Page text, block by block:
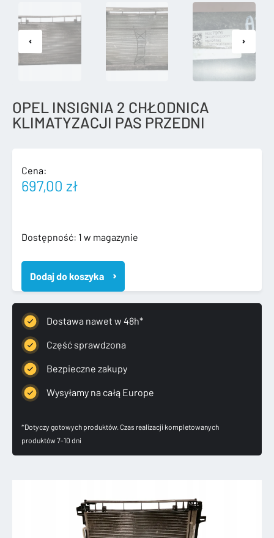
OPEL INSIGNIA 2 CHŁODNICA
KLIMATYZACJI PAS PRZEDNI
Cena:
697,00 zł
Dostępność: 1 w magazynie
ilość
INSIGNIA
CHŁODNICA
KLIMATYZACJI
PAS
PRZEDNI
Dodaj do koszyka
Dostawa nawet w 48h*
Część sprawdzona
Bezpieczne zakupy
Wysyłamy na całą Europe
*Dotyczy gotowych produktów. Czas realizacji kompletowanych
produktów 7-10 dni